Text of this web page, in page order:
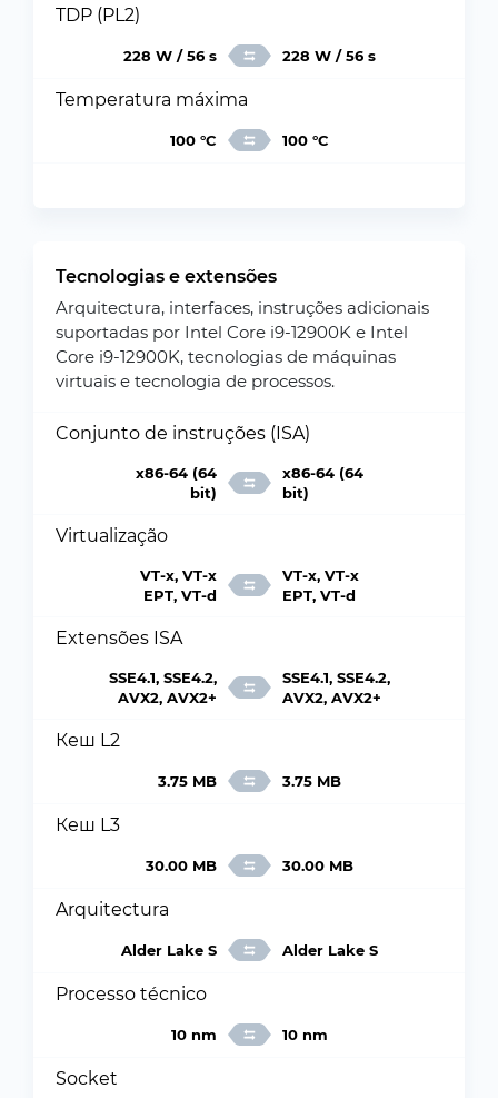
TDP (PL2)
228 W / 56 s 228 W / 56 s
Temperatura máxima
100 °C 100 °C
Tecnologias e extensões
Arquitectura, interfaces, instruções adicionais
suportadas por Intel Core i9-12900K e Intel
Core i9-12900K, tecnologias de máquinas
virtuais e tecnologia de processos.
Conjunto de instruções (ISA)
x86-64 (64
bit)
x86-64 (64
bit)
Virtualização
VT-x, VT-x
EPT, VT-d
VT-x, VT-x
EPT, VT-d
Extensões ISA
SSE4.1, SSE4.2,
AVX2, AVX2+
SSE4.1, SSE4.2,
AVX2, AVX2+
Кеш L2
3.75 MB 3.75 MB
Кеш L3
30.00 MB 30.00 MB
Arquitectura
Alder Lake S Alder Lake S
Processo técnico
10 nm 10 nm
Socket